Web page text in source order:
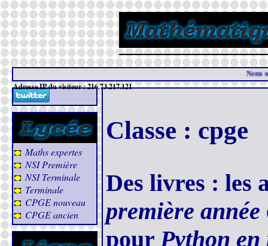
Nous sommes le 07/
Adresse IP du visiteur : 216.73.217.121
Maths expertes
NSI Première
NSI Terminale
Terminale
CPGE nouveau
CPGE ancien
Classe : cpge
Des livres : les
première année
pour Python en